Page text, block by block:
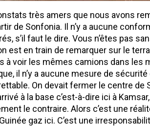
très amers que nous avons
de Sonfonia. Il n’y a aucune
s’il faut le dire. Vous n’êtes pas
est en train de remarquer sur le
à voir les mêmes camions dans les
il n’y a aucune mesure de
On devait fermer le centre de
à la base c’est-à-dire ici à
le contraire. Alors c’est une
gaz ici. C’est une